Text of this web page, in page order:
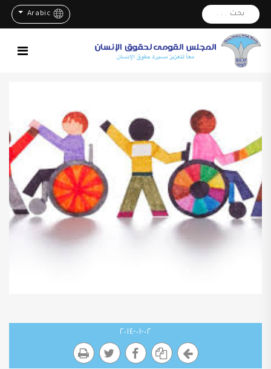
بحث . . . Arabic
٠٢-٠١-٢٠١٤